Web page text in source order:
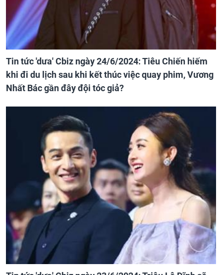
Tin tức 'dưa' Cbiz ngày 24/6/2024: Tiêu Chiến hiếm
khi đi du lịch sau khi kết thúc việc quay phim, Vương
Nhất Bác gần đây đội tóc giả?